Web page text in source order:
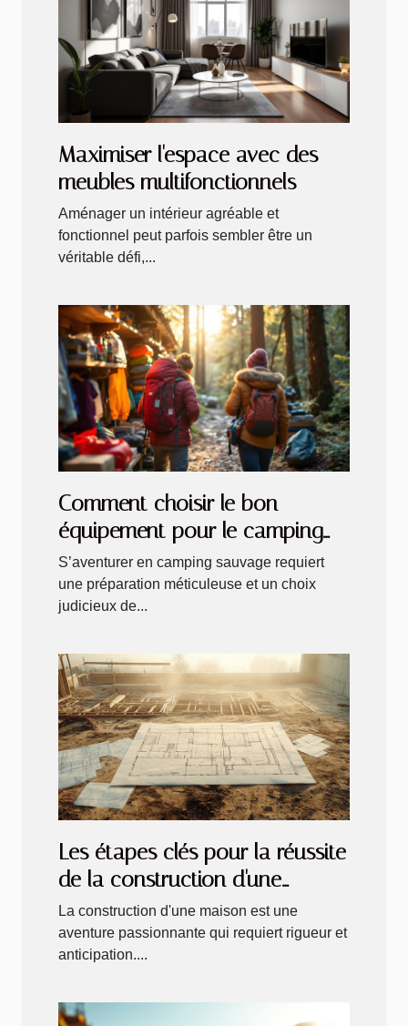
Maximiser l'espace avec des
meubles multifonctionnels
Aménager un intérieur agréable et
fonctionnel peut parfois sembler être un
véritable défi,...
Comment choisir le bon
équipement pour le camping
sauvage
S’aventurer en camping sauvage requiert
une préparation méticuleuse et un choix
judicieux de...
Les étapes clés pour la réussite
de la construction d'une
maison
La construction d'une maison est une
aventure passionnante qui requiert rigueur et
anticipation....